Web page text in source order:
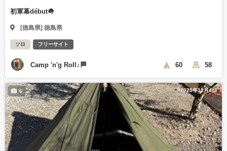
初軍幕début🪖
[徳島県] 徳島県
ソロ フリーサイト
Camp 'n'g Roll♪🏁 60 58
2025年12月4日
6